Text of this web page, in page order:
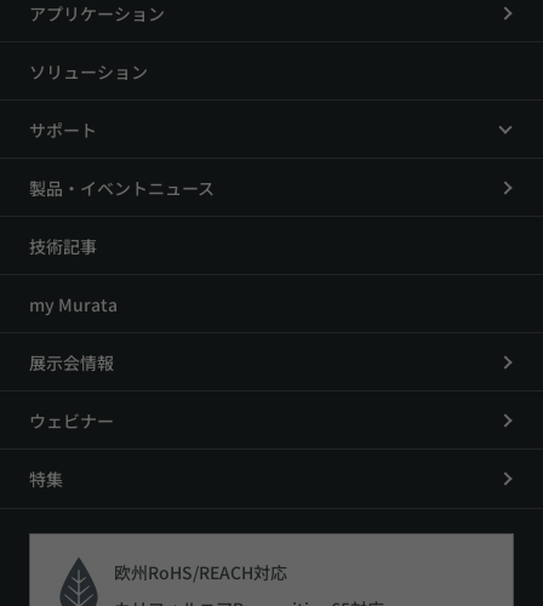
アプリケーション
ソリューション
サポート
製品・イベントニュース
技術記事
my Murata
展示会情報
ウェビナー
特集
欧州RoHS/REACH対応